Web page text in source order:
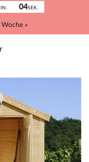
04SEK.
»